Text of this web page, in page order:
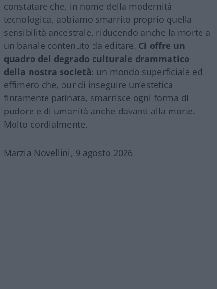
constatare che, in nome della modernità
tecnologica, abbiamo smarrito proprio quella
sensibilità ancestrale, riducendo anche la morte a
un banale contenuto da editare. Ci offre un
quadro del degrado culturale drammatico
della nostra società: un mondo superficiale ed
effimero che, pur di inseguire un’estetica
fintamente patinata, smarrisce ogni forma di
pudore e di umanità anche davanti alla morte.
Molto cordialmente,
Marzia Novellini, 9 agosto 2026